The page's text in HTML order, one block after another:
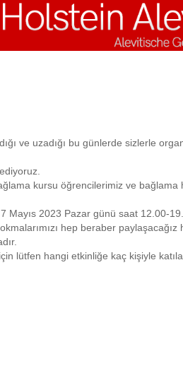
ve uzadığı bu günlerde sizlerle
kursu öğrencilerimiz ve bağlama
Mayıs 2023 Pazar günü saat 12.00-
hep beraber
lütfen hangi etkinliğe kaç kişiyle